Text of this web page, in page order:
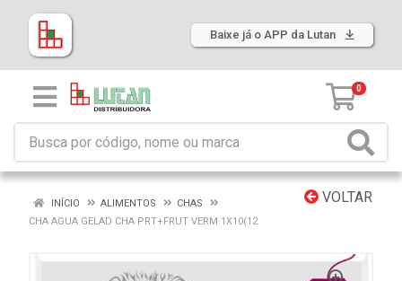
Baixe já o APP da Lutan
0
VOLTAR
INÍCIO ALIMENTOS
CHAS
CHA AGUA GELAD CHA PRT+FRUT VERM 1X10(12